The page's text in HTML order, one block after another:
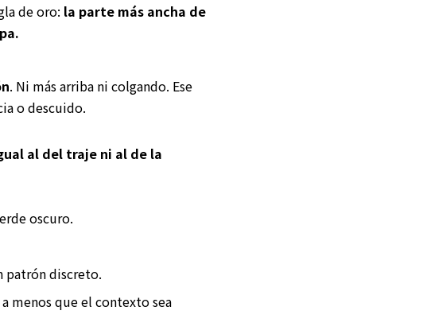
de oro: la parte más ancha de
. Ni más arriba ni colgando. Ese
o descuido.
al del traje ni al de la
oscuro.
patrón discreto.
a menos que el contexto sea